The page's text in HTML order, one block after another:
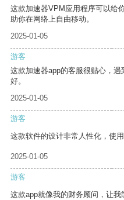
这款加速器VPM应用程序可以给
助你在网络上自由移动。
2025-01-05
游客
这款加速器app的客服很贴心，
好。
2025-01-05
游客
这款软件的设计非常人性化，使用
2025-01-05
游客
这款app就像我的财务顾问，让我